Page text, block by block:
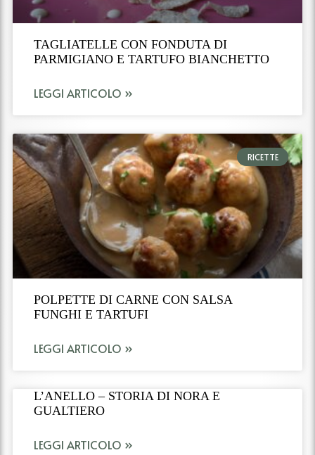
TAGLIATELLE CON FONDUTA DI
PARMIGIANO E TARTUFO BIANCHETTO
LEGGI ARTICOLO »
RICETTE
POLPETTE DI CARNE CON SALSA
FUNGHI E TARTUFI
LEGGI ARTICOLO »
L’ANELLO – STORIA DI NORA E
GUALTIERO
LEGGI ARTICOLO »